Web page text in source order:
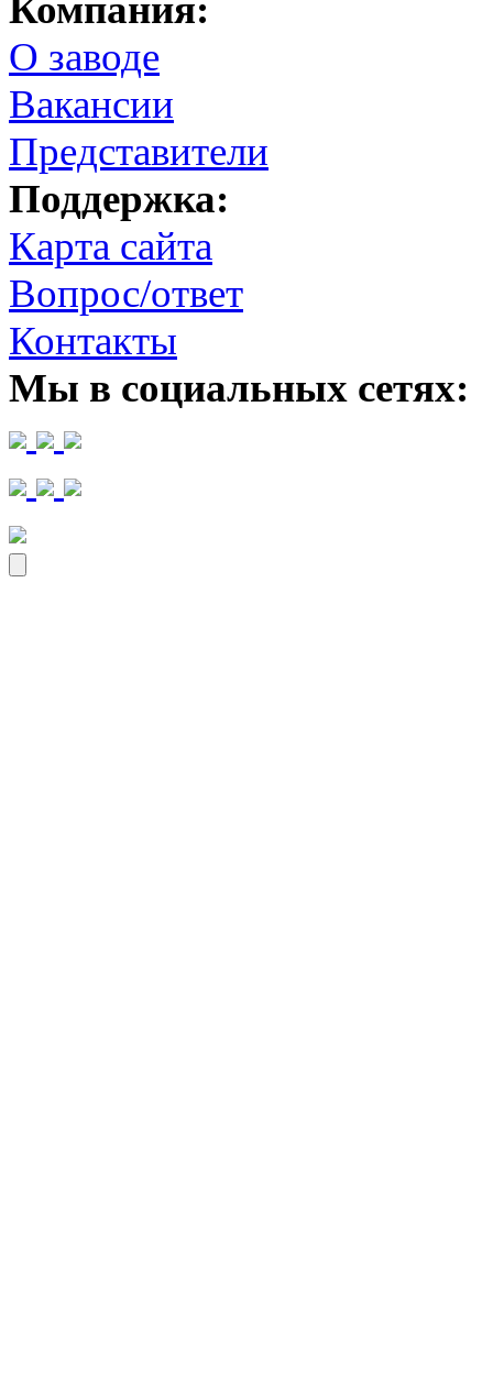
Компания:
О заводе
Вакансии
Представители
Поддержка:
Карта сайта
Вопрос/ответ
Контакты
Мы в социальных сетях: